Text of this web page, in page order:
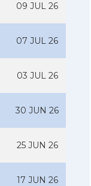
09 JUL 26
07 JUL 26
03 JUL 26
30 JUN 26
25 JUN 26
17 JUN 26